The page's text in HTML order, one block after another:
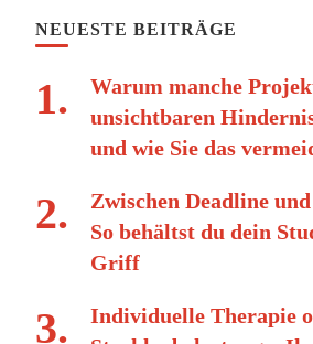
NEUESTE BEITRÄGE
Warum manche
unsichtbaren
und wie Sie das
Zwischen Deadline
So behältst du dein
Griff
Individuelle Therapie